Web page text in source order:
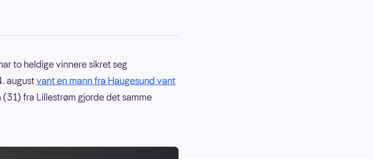
to heldige vinnere sikret seg
augustvant en mann fra Haugesund vant
(31) fra Lillestrøm gjorde det samme